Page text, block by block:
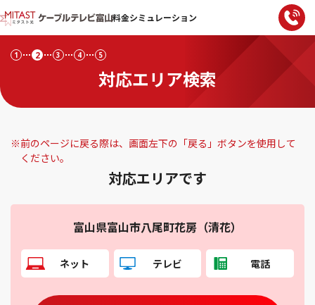
料金シミュレーション
対応エリア検索
1 2 3 4 5
※前のページに戻る際は、画面左下の「戻る」ボタンを使用して
ください。
対応エリアです
富山県富山市八尾町花房（清花）
ネット テレビ 電話